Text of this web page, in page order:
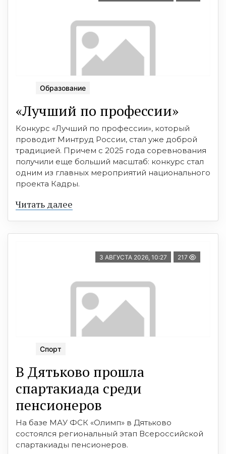
Образование
«Лучший по профессии»
Конкурс «Лучший по профессии», который
проводит Минтруд России, стал уже доброй
традицией. Причем с 2025 года соревнования
получили еще больший масштаб: конкурс стал
одним из главных мероприятий национального
проекта Кадры.
Читать далее
3 АВГУСТА 2026, 10:27 217
Спорт
В Дятьково прошла
спартакиада среди
пенсионеров
На базе МАУ ФСК «Олимп» в Дятьково
состоялся региональный этап Всероссийской
спартакиады пенсионеров.